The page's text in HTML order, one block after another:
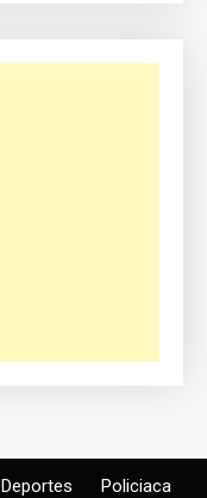
Deportes Policiaca